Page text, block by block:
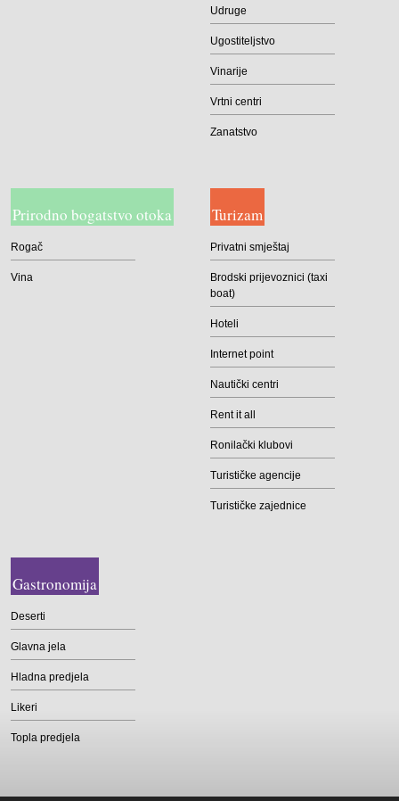
Udruge
Ugostiteljstvo
Vinarije
Vrtni centri
Zanatstvo
Prirodno bogatstvo otoka
Rogač
Vina
Turizam
Privatni smještaj
Brodski prijevoznici (taxi
boat)
Hoteli
Internet point
Nautički centri
Rent it all
Ronilački klubovi
Turističke agencije
Turističke zajednice
Gastronomija
Deserti
Glavna jela
Hladna predjela
Likeri
Topla predjela